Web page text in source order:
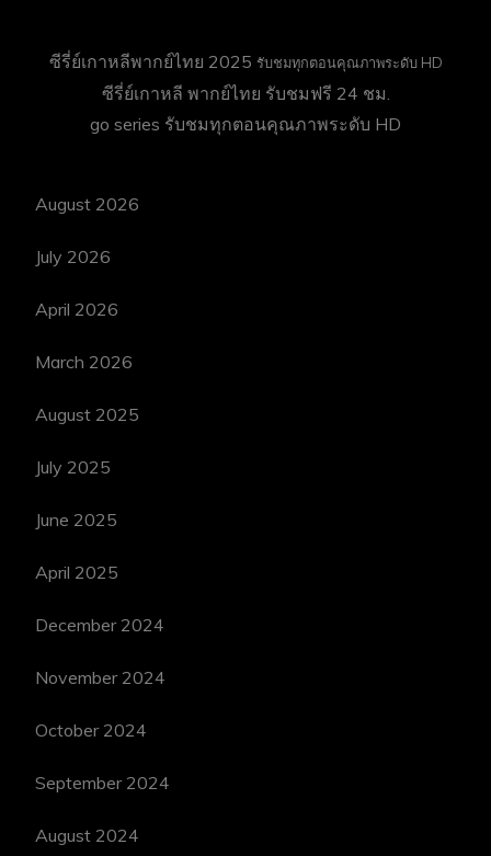
ซีรี่ย์เกาหลีพากย์ไทย 2025 รับชมทุกตอนคุณภาพระดับ HD
ซีรี่ย์เกาหลี พากย์ไทย รับชมฟรี 24 ชม.
go series รับชมทุกตอนคุณภาพระดับ HD
August 2026
July 2026
April 2026
March 2026
August 2025
July 2025
June 2025
April 2025
December 2024
November 2024
October 2024
September 2024
August 2024